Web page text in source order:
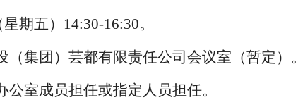
期五） 14:30-16:30。
（集团）芸都有限责任公司会议室（暂定）。
室成员担任或指定人员担任。